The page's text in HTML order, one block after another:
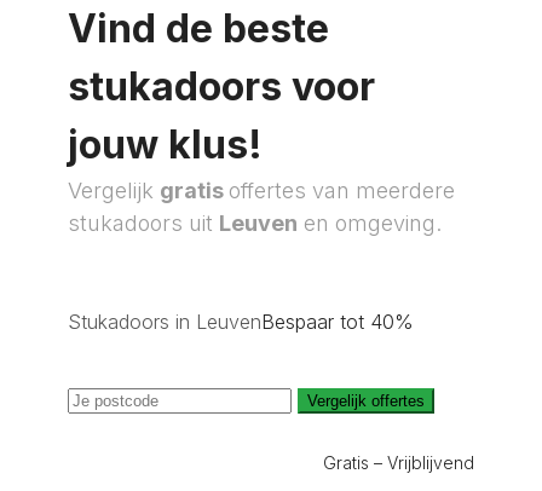
Vind de beste
stukadoors voor
jouw klus!
Vergelijk gratis offertes van meerdere
stukadoors uit Leuven en omgeving.
Stukadoors in LeuvenBespaar tot 40%
Vergelijk offertes
Gratis – Vrijblijvend